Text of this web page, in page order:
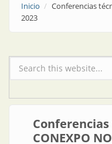
Inicio
Conferencias
2023
Formulario de
CONEXPO